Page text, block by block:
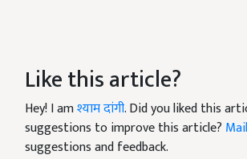
Like this article?
Hey! I amश्याम दांगी. Did you liked this
suggestions to improve this article? Mail
suggestions and feedback.